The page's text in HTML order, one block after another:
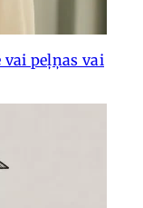
peļņas vai